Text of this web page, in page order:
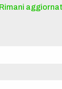
Rimani